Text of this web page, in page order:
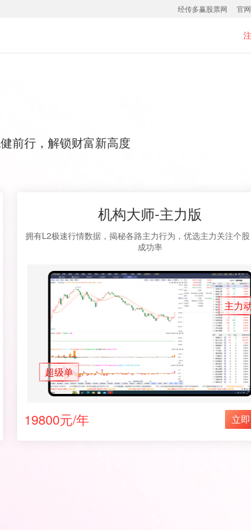
经传多赢股票网 官网
前行，解锁财富新高度
机构大师-主力版
拥有L2极速行情数据，揭秘各路主力行为，优选主力关注个
成功率
超级单
主力
19800元/年 立